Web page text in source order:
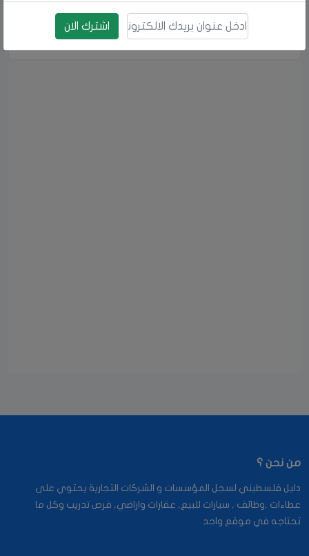
شيكل الى يورو
من نحن ؟
دليل فلسطيني لسجل المؤسسات و الشركات التجارية يحتوي على
عطاءات ,وظائف , سيارات للبيع, عقارات واراضي, فرص تدريب وكل ما
تحتاجه في موقع واحد
بريد الالكتروني اشترك الان